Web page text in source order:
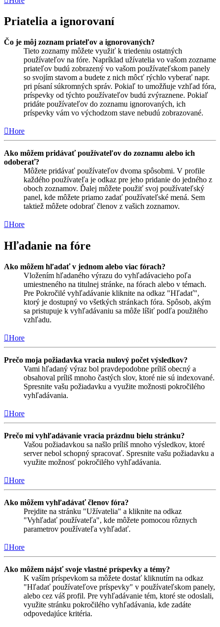
Priatelia a ignorovaní
Čo je môj zoznam priateľov a ignorovaných?
Tieto zoznamy môžete využiť k triedeniu ostatných
používateľov na fóre. Napríklad užívatelia vo vašom zozname
priateľov budú zobrazený vo vašom používateľskom panely
so svojím stavom a budete z nich môcť rýchlo vyberať napr.
pri písaní súkromných správ. Pokiaľ to umožňuje vzhľad fóra,
príspevky od týchto používateľov budú zvýraznene. Pokiaľ
pridáte používateľov do zoznamu ignorovaných, ich
príspevky vám vo východzom stave nebudú zobrazované.
Hore
Ako môžem pridávať používateľov do zoznamu alebo ich
odoberať?
Môžete pridávať používateľov dvoma spôsobmi. V profile
každého používateľa je odkaz pre jeho pridanie do jedného z
oboch zoznamov. Ďalej môžete použiť svoj používateľský
panel, kde môžete priamo zadať používateľské mená. Sem
taktiež môžete odobrať členov z vašich zoznamov.
Hore
Hľadanie na fóre
Ako môžem hľadať v jednom alebo viac fórach?
Vložením hľadaného výrazu do vyhľadávacieho poľa
umiestneného na titulnej stránke, na fórach alebo v témach.
Pre Pokročilé vyhľadávanie kliknite na odkaz "Hľadať",
ktorý je dostupný vo všetkých stránkach fóra. Spôsob, akým
sa pristupuje k vyhľadávaniu sa môže líšiť podľa použitého
vzhľadu.
Hore
Prečo moja požiadavka vracia nulový počet výsledkov?
Vami hľadaný výraz bol pravdepodobne príliš obecný a
obsahoval príliš mnoho častých slov, ktoré nie sú indexované.
Spresnite vašu požiadavku a využite možnosti pokročilého
vyhľadávania.
Hore
Prečo mi vyhľadávanie vracia prázdnu bielu stránku?
Vašou požiadavkou sa našlo príliš mnoho výsledkov, ktoré
server nebol schopný spracovať. Spresnite vašu požiadavku a
využite možnosť pokročilého vyhľadávania.
Hore
Ako môžem vyhľadávať členov fóra?
Prejdite na stránku "Užívatelia" a kliknite na odkaz
"Vyhľadať používateľa", kde môžete pomocou rôznych
parametrov používateľa vyhľadať.
Hore
Ako môžem nájsť svoje vlastné príspevky a témy?
K vaším príspevkom sa môžete dostať kliknutím na odkaz
"Hľadať používateľove príspevky" v používateľskom panely,
alebo cez váš profil. Pre vyhľadávanie tém, ktoré ste odoslali,
využite stránku pokročilého vyhľadávania, kde zadáte
odpovedajúce kritéria.